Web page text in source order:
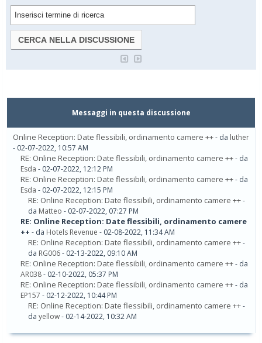
Messaggi in questa discussione
Online Reception: Date flessibili, ordinamento camere ++- da luther
- 02-07-2022, 10:57 AM
RE: Online Reception: Date flessibili, ordinamento camere ++- da
Esda - 02-07-2022, 12:12 PM
RE: Online Reception: Date flessibili, ordinamento camere ++- da
Esda - 02-07-2022, 12:15 PM
RE: Online Reception: Date flessibili, ordinamento camere ++-
da Matteo - 02-07-2022, 07:27 PM
RE: Online Reception: Date flessibili, ordinamento camere
++ - da Hotels Revenue - 02-08-2022, 11:34 AM
RE: Online Reception: Date flessibili, ordinamento camere ++-
da RG006- 02-13-2022, 09:10 AM
RE: Online Reception: Date flessibili, ordinamento camere ++- da
AR038- 02-10-2022, 05:37 PM
RE: Online Reception: Date flessibili, ordinamento camere ++- da
EP157 - 02-12-2022, 10:44 PM
RE: Online Reception: Date flessibili, ordinamento camere ++-
da yellow- 02-14-2022, 10:32 AM